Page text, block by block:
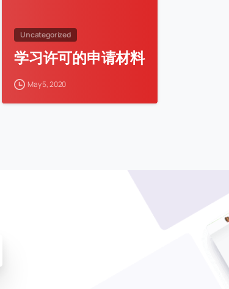
Uncategorized
学习许可的申请材料
May 5, 2020